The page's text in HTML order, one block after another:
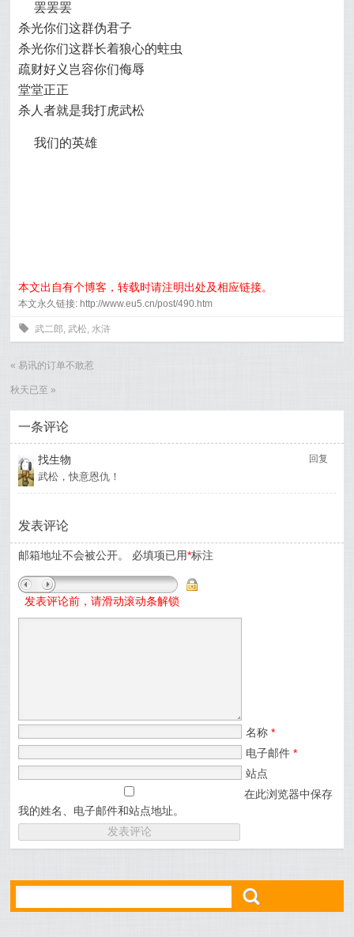
罢罢罢
杀光你们这群伪君子
杀光你们这群长着狼心的蛀虫
疏财好义岂容你们侮辱
堂堂正正
杀人者就是我打虎武松
我们的英雄
本文出自有个博客，转载时请注明出处及相应链接。
本文永久链接: http://www.eu5.cn/post/490.htm
0 武二郎,武松,水浒
« 易讯的订单不敢惹
秋天已至 »
一条评论
找生物 回复
武松，快意恩仇！
发表评论
邮箱地址不会被公开。 必填项已用*标注
发表评论前，请滑动滚动条解锁
名称*
电子邮件*
站点
在此浏览器中保存
我的姓名、电子邮件和站点地址。
ő